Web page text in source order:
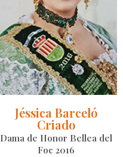
Jéssica Barceló
Criado
Dama de Honor Bellea del
Foc 2016